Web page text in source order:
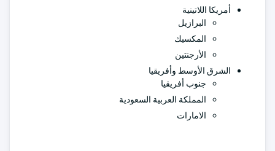
أمريكا اللاتينية
البرازيل
المكسيك
الأرجنتين
الشرق الأوسط وأفريقيا
جنوب أفريقيا
المملكة العربية السعودية
الامارات